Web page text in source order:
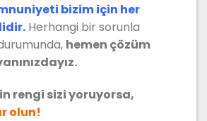
bizim için her
Herhangi bir sorunla
hemen çözüm
rengi sizi yoruyorsa,
olun!